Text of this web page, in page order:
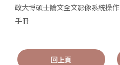
政大博碩士論文全文影像系統操作
手冊
回上頁